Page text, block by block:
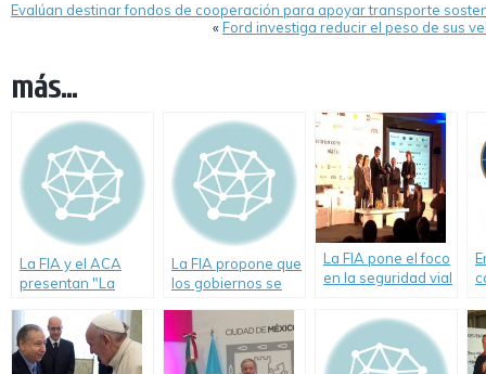
Evalúan destinar fondos de cooperación para apoyar transporte
«Ford investiga reducir el peso de sus
más...
La FIA y el ACA
presentan "La
Seguridad Vial"
La FIA propone que
los gobiernos se
cinco millones de
vidas.
La FIA pone el foco
en la seguridad vial